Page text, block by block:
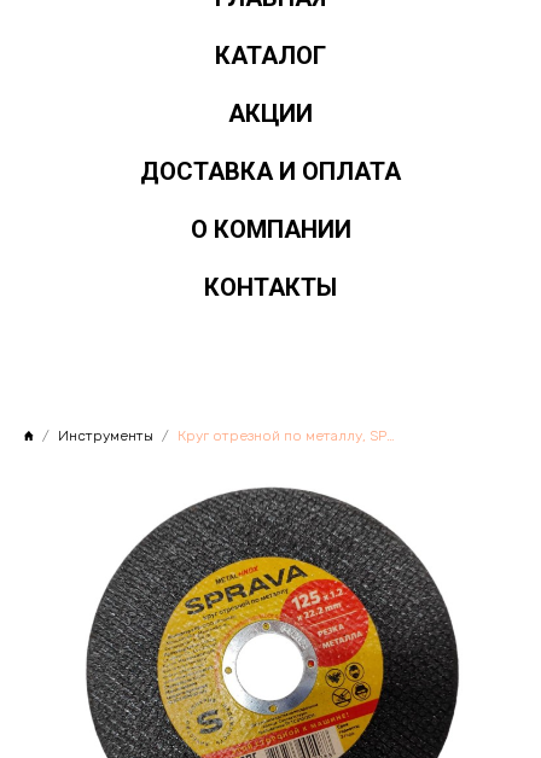
КАТАЛОГ
АКЦИИ
ДОСТАВКА И ОПЛАТА
О КОМПАНИИ
КОНТАКТЫ
Инструменты